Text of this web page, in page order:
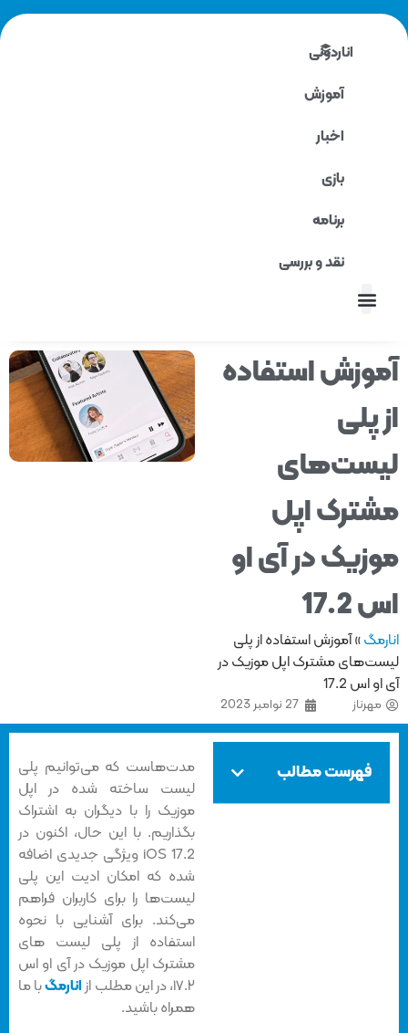
اناردونی
آموزش
برنامه
نقد و بررسی
استفاده
پلی
اپل
در آی او
»آموزش استفاده از پلی
مشترک اپل موزیک در
اس 17.2
مهرناز 27 نوامبر 2023
فهرست مطالب
مدت‌هاست که می‌توانیم پلی
لیست ساخته شده در اپل
موزیک را با دیگران به اشتراک
بگذاریم. با این حال، اکنون در
iOS 17.2 ویژگی جدیدی اضافه
شده که امکان ادیت این پلی
لیست‌ها را برای کاربران فراهم
می‌کند. برای آشنایی با نحوه
استفاده از پلی لیست های
مشترک اپل موزیک در آی او اس
انارمگبا ما
همراه باشید.